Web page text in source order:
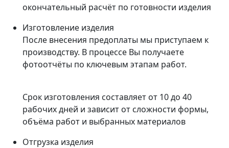
окончательный расчёт по готовности изделия
Изготовление изделия
После внесения предоплаты мы приступаем к
производству. В процессе Вы получаете
фотоотчёты по ключевым этапам работ.
Срок изготовления составляет от 10 до 40
рабочих дней и зависит от сложности формы,
объёма работ и выбранных материалов
Отгрузка изделия